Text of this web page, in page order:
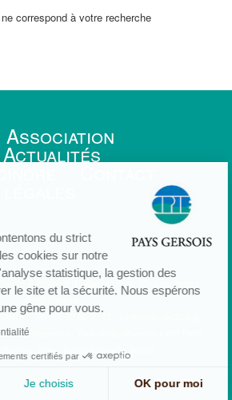
correspond à votre recherche
Association
Actualités
Permanent d’Initiatives pour l’Environnement
- Tél : 05 62 66 85 77 -
: SID-Networks
- Enfold Theme by Kriesi
du strict
cookies sur notre
statistique, la gestion des
le site et la sécurité. Nous espérons
gêne pour vous.
certifiés par
Je choisis OK pour moi